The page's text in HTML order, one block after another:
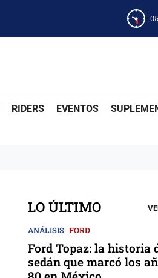
RIDERS EVENTOS
LO ÚLTIMO
ANÁLISIS FORD
Ford Topaz: la historia
sedán que marcó los